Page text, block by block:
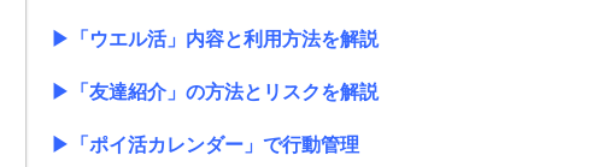
▶ 「ウエル活」内容と利用方法を解説
▶ 「友達紹介」の方法とリスクを解説
▶ 「ポイ活カレンダー」で行動管理